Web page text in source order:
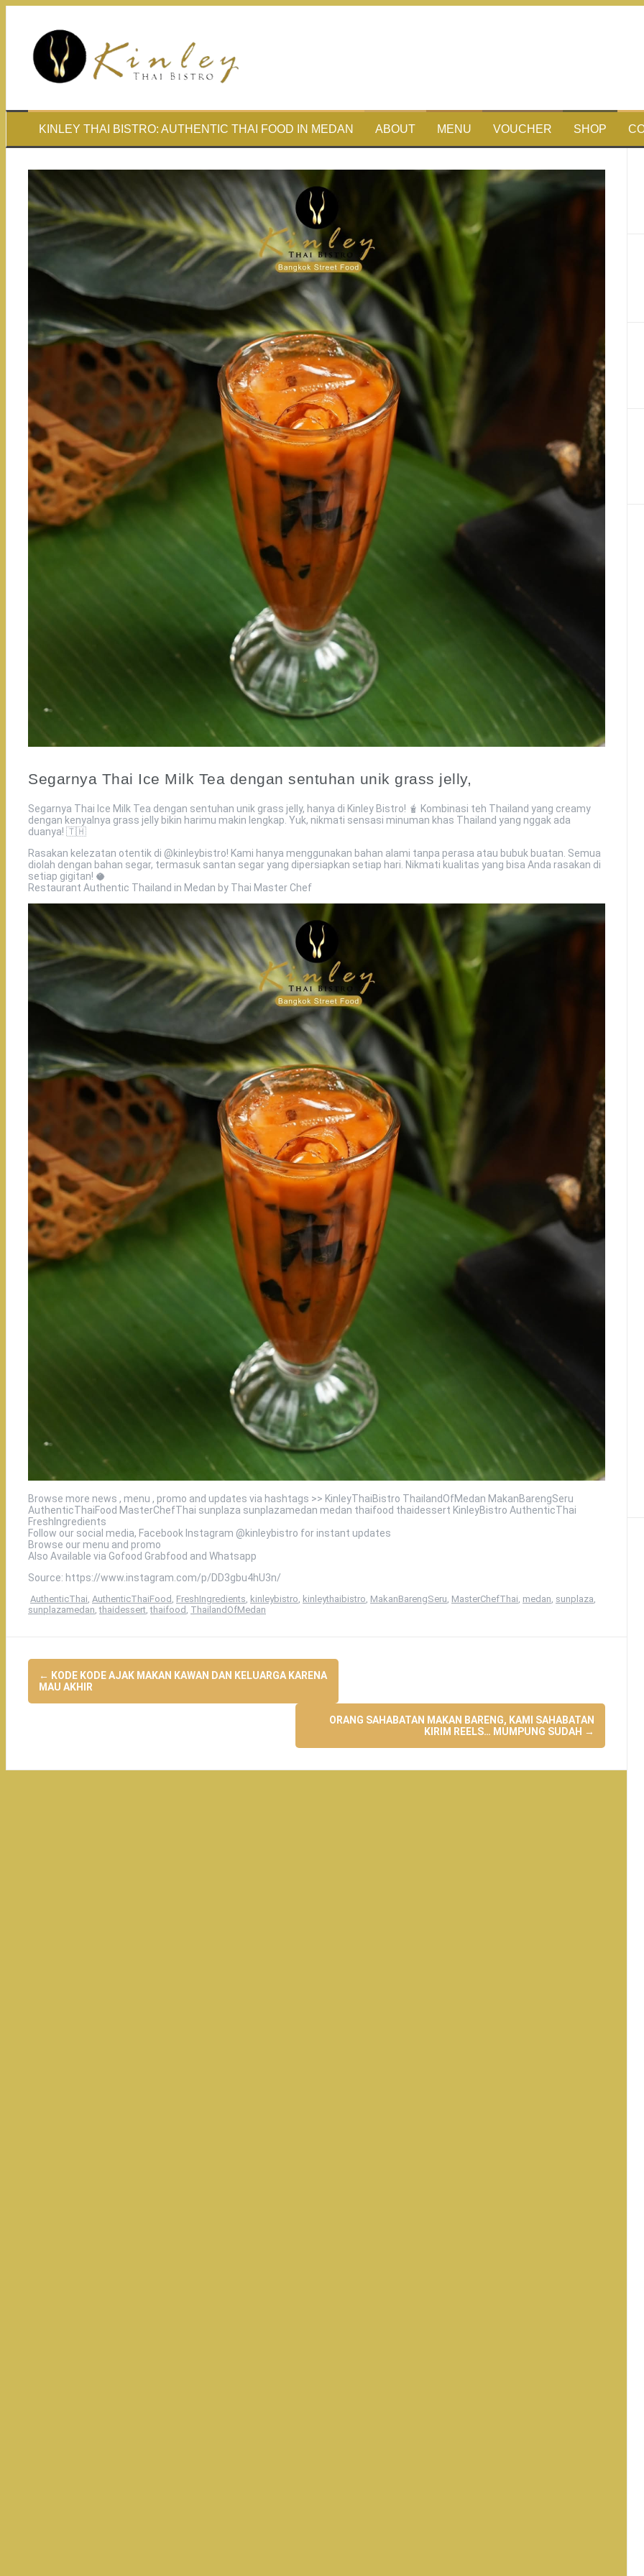
content
KINLEY THAI BISTRO: AUTHENTIC THAI FOOD IN MEDAN ABOUT MENU VOUCHER SHOP
Segarnya Thai Ice Milk Tea dengan sentuhan unik grass jelly,
Segarnya Thai Ice Milk Tea dengan sentuhan unik grass jelly, hanya di Kinley Bistro! 🧋 Kombinasi teh Thailand yang creamy
dengan kenyalnya grass jelly bikin harimu makin lengkap. Yuk, nikmati sensasi minuman khas Thailand yang nggak ada
duanya! 🇹🇭️
Rasakan kelezatan otentik di @kinleybistro! Kami hanya menggunakan bahan alami tanpa perasa atau bubuk buatan. Semua
diolah dengan bahan segar, termasuk santan segar yang dipersiapkan setiap hari. Nikmati kualitas yang bisa Anda rasakan di
setiap gigitan! 🥥
Restaurant Authentic Thailand in Medan by Thai Master Chef
Browse more news , menu , promo and updates via hashtags >> KinleyThaiBistro ThailandOfMedan MakanBarengSeru
AuthenticThaiFood MasterChefThai sunplaza sunplazamedan medan thaifood thaidessert KinleyBistro AuthenticThai
FreshIngredients
Follow our social media, Facebook Instagram @kinleybistro for instant updates
Browse our menu and promo
Also Available via Gofood Grabfood and Whatsapp
Source: https://www.instagram.com/p/DD3gbu4hU3n/
AuthenticThai, AuthenticThaiFood , FreshIngredients, kinleybistro, kinleythaibistro, MakanBarengSeru, MasterChefThai, medan, sunplaza,
sunplazamedan,thaidessert,thaifood , ThailandOfMedan
Post
navigation
← KODE KODE AJAK MAKAN KAWAN DAN KELUARGA KARENA
MAU AKHIR
ORANG SAHABATAN MAKAN BARENG, KAMI SAHABATAN
KIRIM REELS… MUMPUNG SUDAH →